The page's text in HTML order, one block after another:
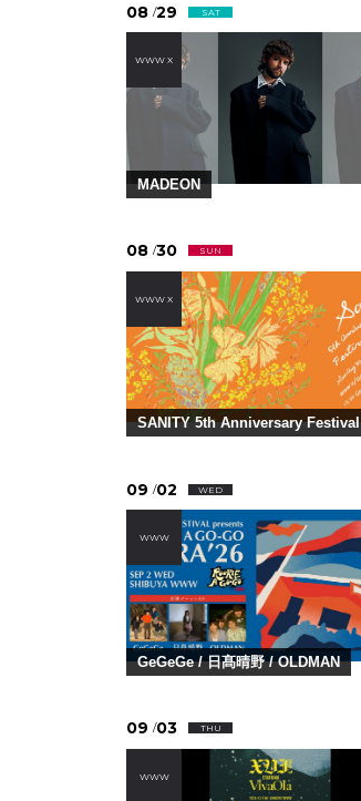
08 /29 SAT
WWW X
MADEON
08 /30 SUN
WWW X
SANITY 5th Anniversary Festival
09 /02 WED
WWW
GeGeGe / 日髙晴野 / OLDMAN
09 /03 THU
WWW